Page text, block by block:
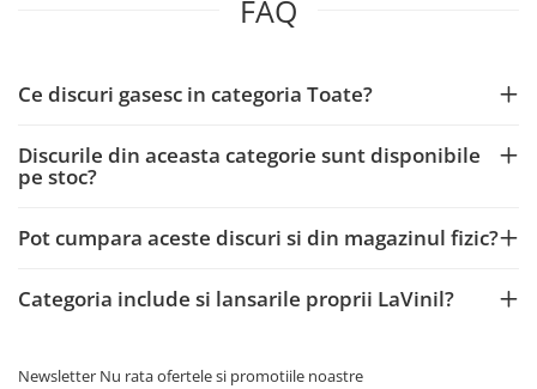
FAQ
Ce discuri gasesc in categoria Toate?
Discurile din aceasta categorie sunt disponibile
pe stoc?
Pot cumpara aceste discuri si din magazinul fizic?
Categoria include si lansarile proprii LaVinil?
Newsletter Nu rata ofertele si promotiile noastre